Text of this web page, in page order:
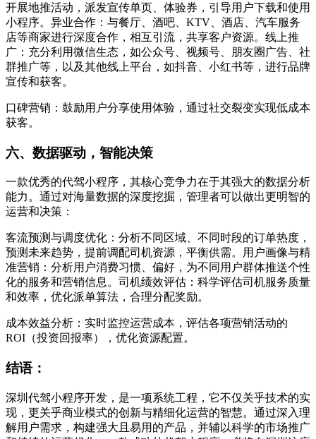
开展地推活动，派发宣传单页、体验券，引导用户下载和使用
小程序。异业合作：与餐厅、酒吧、KTV、酒店、汽车服务
店等商家进行深度合作，相互引流，共享客户资源。线上推
广：充分利用微信生态，如公众号、视频号、朋友圈广告、社
群推广等，以及其他线上平台，如抖音、小红书等，进行品牌
宣传和获客。
口碑营销：鼓励用户分享使用体验，通过社交裂变实现低成本
获客。
六、数据驱动，智能决策
一款优秀的代驾小程序，其核心竞争力在于其强大的数据分析
能力。通过对海量数据的深度挖掘，管理者可以做出更明智的
运营和决策：
客流预测与调度优化：分析不同区域、不同时段的订单热度，
预测未来趋势，提前调配司机资源，平衡供需。用户画像与精
准营销：分析用户消费习惯、偏好，为不同用户群体推送个性
化的服务和营销信息。司机绩效评估：科学评估司机服务质量
和效率，优化派单算法，合理分配奖励。
成本效益分析：实时监控运营成本，评估各项营销活动的
ROI（投资回报率），优化资源配置。
结语：
深圳代驾小程序开发，是一项系统工程，它不仅关乎技术的实
现，更关乎商业模式的创新与精细化运营的智慧。通过深入理
解用户需求，构建强大且易用的产品，并辅以科学的市场推广